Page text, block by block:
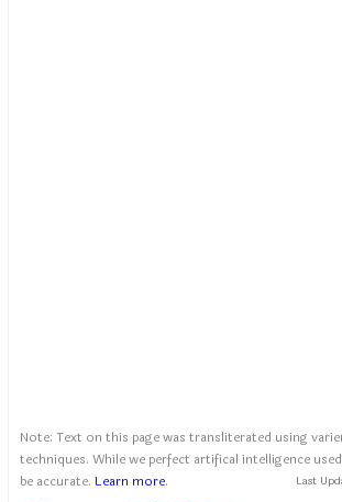
Note: Text on this page was transliterated using
techniques. While we perfect artifical intelligence
be accurate. Learn more. Last